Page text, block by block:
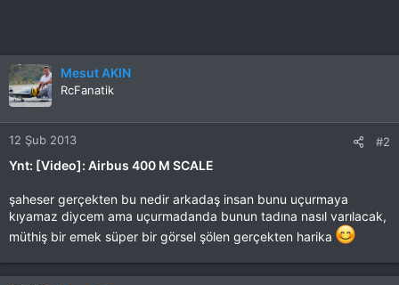
Mesut AKIN
RcFanatik
12 Şub 2013 #2
Ynt: [Video]: Airbus 400 M SCALE
şaheser gerçekten bu nedir arkadaş insan bunu uçurmaya
kıyamaz diycem ama uçurmadanda bunun tadına nasıl varılacak,
müthiş bir emek süper bir görsel şölen gerçekten harika